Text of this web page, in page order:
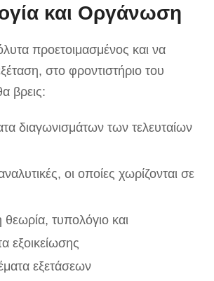
και Οργάνωση
προετοιμασμένος και να
στο φροντιστήριο του
βρεις:
διαγωνισμάτων των τελευταίων
οι οποίες χωρίζονται σε
θεωρία, τυπολόγιο και
εξοικείωσης
εξετάσεων